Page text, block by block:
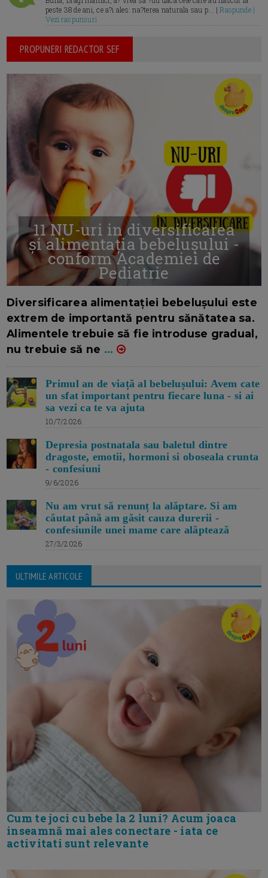
peste 38 de ani, ce a?i ales: na?terea naturala sau p... |Raspunde |
Vezi raspunsuri
PROPUNERI REDACTOR SEF
11 NU-uri in diversificarea
și alimentația bebelușului -
conform Academiei de
Pediatrie
Diversificarea alimentației bebelușului este
extrem de importantă pentru sănătatea sa.
Alimentele trebuie să fie introduse gradual,
nu trebuie să ne ...
Primul an de viață al bebelușului: Avem cate
un sfat important pentru fiecare luna - si ai
sa vezi ca te va ajuta
10/7/2026
Depresia postnatala sau baletul dintre
dragoste, emotii, hormoni si oboseala crunta
- confesiuni
9/6/2026
Nu am vrut să renunț la alăptare. Si am
căutat până am găsit cauza durerii -
confesiunile unei mame care alăptează
27/3/2026
ULTIMILE ARTICOLE
Cum te joci cu bebe la 2 luni? Acum joaca
inseamnă mai ales conectare - iata ce
activitati sunt relevante